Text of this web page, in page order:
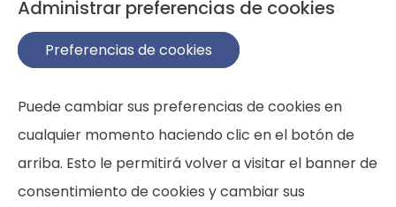
Administrar preferencias de cookies
Preferencias de cookies
Puede cambiar sus preferencias de cookies en
cualquier momento haciendo clic en el botón de
arriba. Esto le permitirá volver a visitar el banner de
consentimiento de cookies y cambiar sus